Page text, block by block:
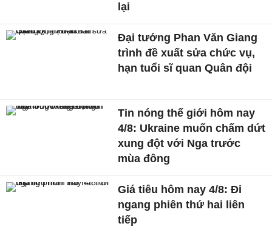
lại
Đại tướng Phan Văn Giang
trình đề xuất sửa chức vụ,
hạn tuổi sĩ quan Quân đội
Tin nóng thế giới hôm nay
4/8: Ukraine muốn chấm dứt
xung đột với Nga trước
mùa đông
Giá tiêu hôm nay 4/8: Đi
ngang phiên thứ hai liên
tiếp